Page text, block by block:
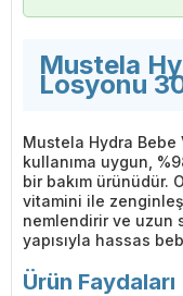
Mustela
Losyonu
Mustela Hydra
kullanıma uygun,
bir bakım ürünüdür.
vitamini ile
nemlendirir ve uzun
yapısıyla hassas
Ürün Faydaları